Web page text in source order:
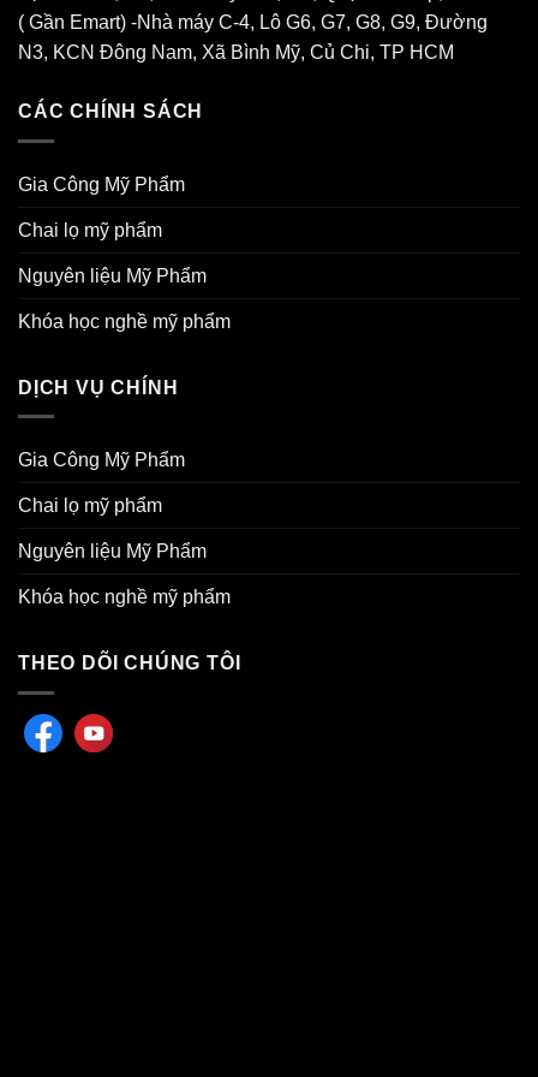
( Gần Emart) -Nhà máy C-4, Lô G6, G7, G8, G9, Đường
N3, KCN Đông Nam, Xã Bình Mỹ, Củ Chi, TP HCM
CÁC CHÍNH SÁCH
Gia Công Mỹ Phẩm
Chai lọ mỹ phẩm
Nguyên liệu Mỹ Phẩm
Khóa học nghề mỹ phẩm
DỊCH VỤ CHÍNH
Gia Công Mỹ Phẩm
Chai lọ mỹ phẩm
Nguyên liệu Mỹ Phẩm
Khóa học nghề mỹ phẩm
THEO DÕI CHÚNG TÔI